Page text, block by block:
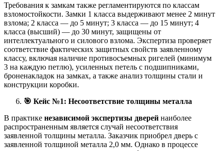
Требования к замкам также регламентируются по классам
взломостойкости. Замки 1 класса выдерживают менее 2 минут
взлома; 2 класса — до 5 минут; 3 класса — до 15 минут; 4
класса (высший) — до 30 минут, защищены от
интеллектуального и силового взлома. Экспертиза проверяет
соответствие фактических защитных свойств заявленному
классу, включая наличие противосъемных ригелей (минимум
3 на каждую петлю), усиленных петель с подшипниками,
броненакладок на замках, а также анализ толщины стали и
конструкции коробки.
🎯 Кейс №1: Несоответствие толщины металла
В практике независимой экспертизы дверей наиболее
распространенным является случай несоответствия
заявленной толщины металла. Заказчик приобрел дверь с
заявленной толщиной металла 2,0 мм. Однако в процессе